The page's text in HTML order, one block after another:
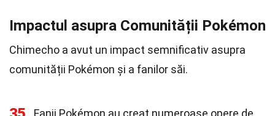
Impactul asupra Comunității Pokémon
Chimecho a avut un impact semnificativ asupra
comunității Pokémon și a fanilor săi.
Fanii Pokémon au creat numeroase opere de